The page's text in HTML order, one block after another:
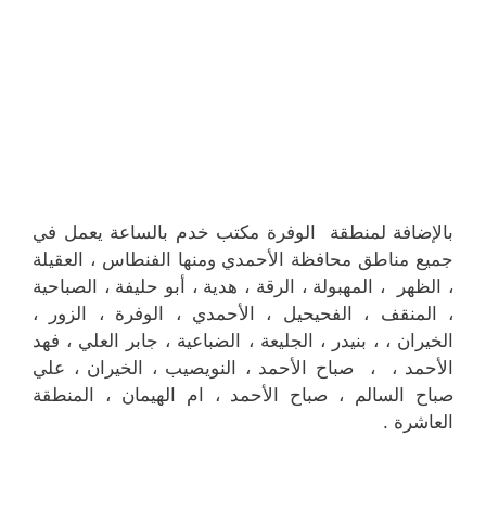
بالإضافة لمنطقة الوفرة مكتب خدم بالساعة يعمل في
جميع مناطق محافظة الأحمدي ومنها الفنطاس ، العقيلة
، الظهر ، المهبولة ، الرقة ، هدية ، أبو حليفة ، الصباحية
، المنقف ، الفحيحيل ، الأحمدي ، الوفرة ، الزور ،
الخيران ، ، بنيدر ، الجليعة ، الضباعية ، جابر العلي ، فهد
الأحمد ، ، صباح الأحمد ، النويصيب ، الخيران ، علي
صباح السالم ، صباح الأحمد ، ام الهيمان ، المنطقة
العاشرة .